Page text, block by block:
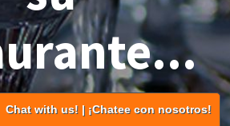
Chat with us! | ¡Chatee con nosotros!